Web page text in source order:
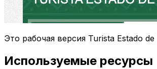
Это рабочая версия Turista Estado
Используемые ресурсы